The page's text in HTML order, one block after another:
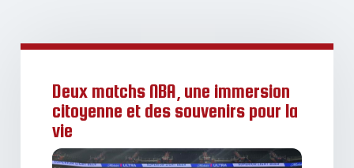
Deux matchs NBA, une immersion
citoyenne et des souvenirs pour la
vie